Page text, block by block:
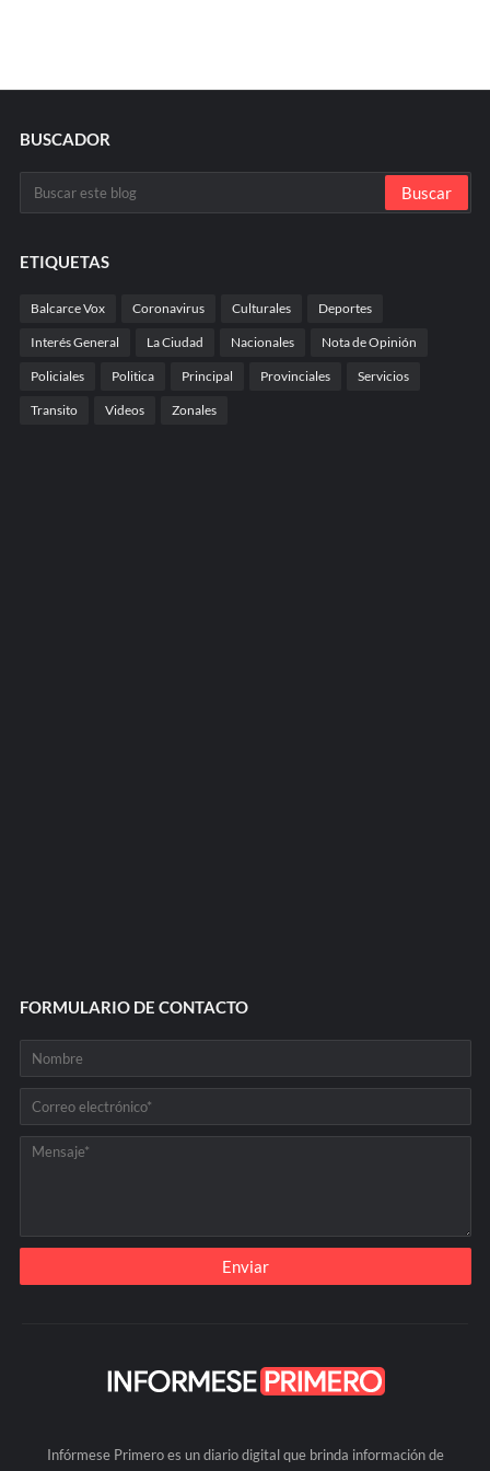
BUSCADOR
ETIQUETAS
Balcarce Vox Coronavirus Culturales Deportes
Interés General La Ciudad Nacionales Nota de Opinión
Policiales Politica Principal Provinciales Servicios
Transito Videos Zonales
FORMULARIO DE CONTACTO
Infórmese Primero es un diario digital que brinda información de